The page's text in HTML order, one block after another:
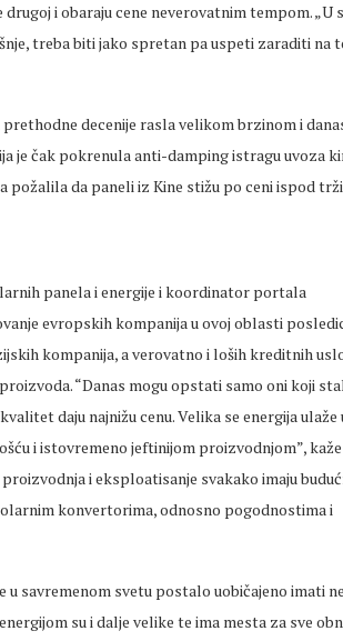
i obaraju cene neverovatnim tempom. „U
treba biti jako spretan pa uspeti zaraditi na
decenije rasla velikom brzinom i
je čak pokrenula anti-damping istragu uvoza
da paneli iz Kine stižu po ceni ispod
panela i energije i koordinator portala
evropskih kompanija u ovoj oblasti
kompanija, a verovatno i loših kreditnih
“Danas mogu opstati samo oni koji
daju najnižu cenu. Velika se energija ulaže
i istovremeno jeftinijom proizvodnjom”, kaže
i eksploatisanje svakako imaju
konvertorima, odnosno pogodnostima i
u savremenom svetu postalo uobičajeno imati
su i dalje velike te ima mesta za sve